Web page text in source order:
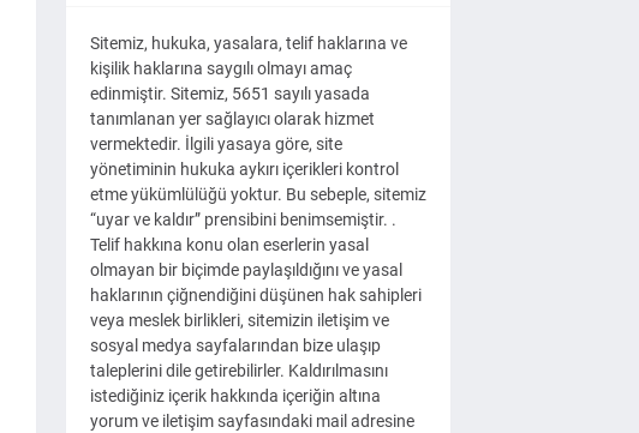
Sitemiz, hukuka, yasalara, telif haklarına ve
kişilik haklarına saygılı olmayı amaç
edinmiştir. Sitemiz, 5651 sayılı yasada
tanımlanan yer sağlayıcı olarak hizmet
vermektedir. İlgili yasaya göre, site
yönetiminin hukuka aykırı içerikleri kontrol
etme yükümlülüğü yoktur. Bu sebeple, sitemiz
“uyar ve kaldır” prensibini benimsemiştir. .
Telif hakkına konu olan eserlerin yasal
olmayan bir biçimde paylaşıldığını ve yasal
haklarının çiğnendiğini düşünen hak sahipleri
veya meslek birlikleri, sitemizin iletişim ve
sosyal medya sayfalarından bize ulaşıp
taleplerini dile getirebilirler. Kaldırılmasını
istediğiniz içerik hakkında içeriğin altına
yorum ve iletişim sayfasındaki mail adresine